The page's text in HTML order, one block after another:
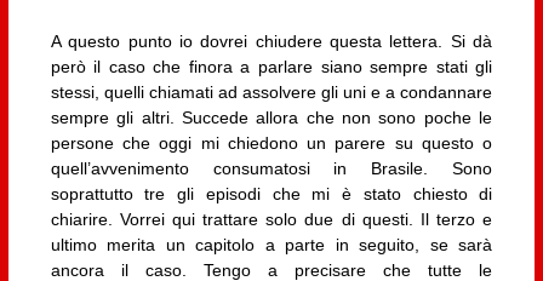
A questo punto io dovrei chiudere questa lettera. Si dà
però il caso che finora a parlare siano sempre stati gli
stessi, quelli chiamati ad assolvere gli uni e a condannare
sempre gli altri. Succede allora che non sono poche le
persone che oggi mi chiedono un parere su questo o
quell’avvenimento consumatosi in Brasile. Sono
soprattutto tre gli episodi che mi è stato chiesto di
chiarire. Vorrei qui trattare solo due di questi. Il terzo e
ultimo merita un capitolo a parte in seguito, se sarà
ancora il caso. Tengo a precisare che tutte le